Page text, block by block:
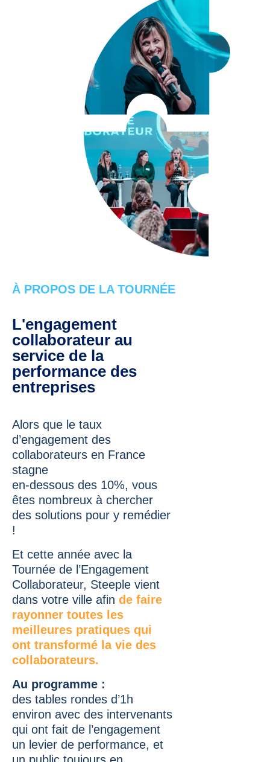
À PROPOS DE LA TOURNÉE
L'engagement
collaborateur au
service de la
performance des
entreprises
Alors que le taux
d’engagement des
collaborateurs en France
stagne
en-dessous des 10%, vous
êtes nombreux à chercher
des solutions pour y remédier
!
Et cette année avec la
Tournée de l’Engagement
Collaborateur, Steeple vient
dans votre ville afin de faire
rayonner toutes les
meilleures pratiques qui
ont transformé la vie des
collaborateurs.
Au programme :
des tables rondes d’1h
environ avec des intervenants
qui ont fait de l’engagement
un levier de performance, et